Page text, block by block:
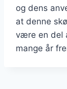
og dens
at denne
være en del
mange år